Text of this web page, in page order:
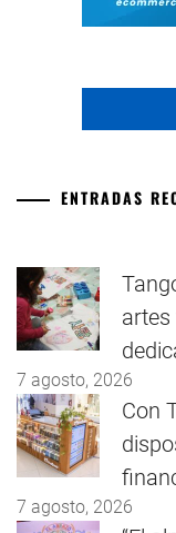
ENTRADAS
7 agosto, 2026
Con
7 agosto, 2026